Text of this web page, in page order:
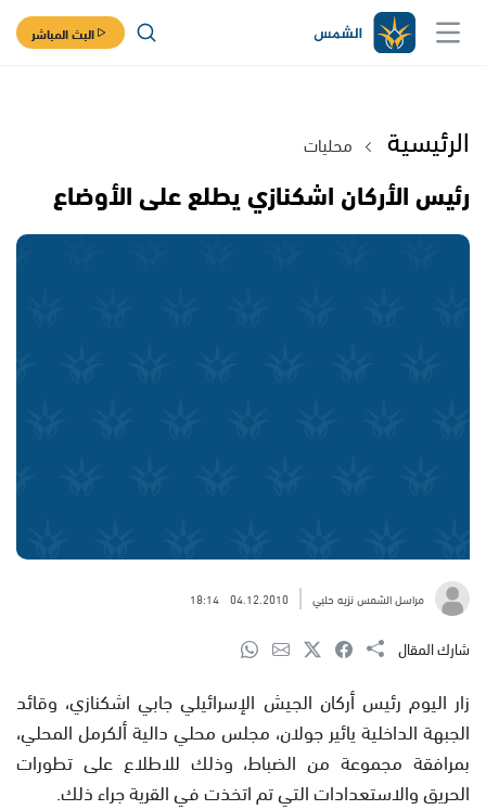
البث المباشر
الرئيسية محليات
رئيس الأركان اشكنازي يطلع على الأوضاع
مراسل الشمس نزيه حلبي 04.12.2010
18:14
شارك المقال
زار اليوم رئيس أركان الجيش الإسرائيلي جابي اشكنازي، وقائد
الجبهة الداخلية يائير جولان، مجلس محلي دالية ألكرمل المحلي،
بمرافقة مجموعة من الضباط، وذلك للاطلاع على تطورات
الحريق والاستعدادات التي تم اتخذت في القرية جراء ذلك.